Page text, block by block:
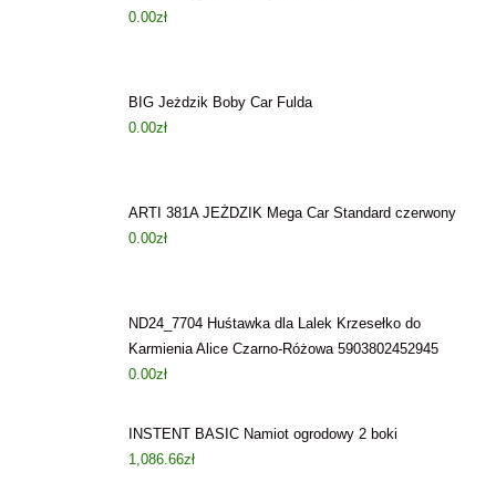
0.00zł
BIG Jeżdzik Boby Car Fulda
0.00zł
ARTI 381A JEŻDZIK Mega Car Standard czerwony
0.00zł
ND24_7704 Huśtawka dla Lalek Krzesełko do
Karmienia Alice Czarno-Różowa 5903802452945
0.00zł
INSTENT BASIC Namiot ogrodowy 2 boki
1,086.66zł